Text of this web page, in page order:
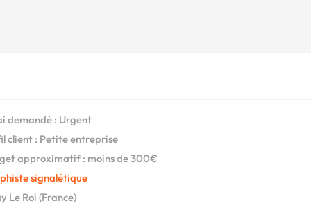
demandé : Urgent
client : Petite entreprise
approximatif : moins de 300€
signalétique
Le Roi (France)